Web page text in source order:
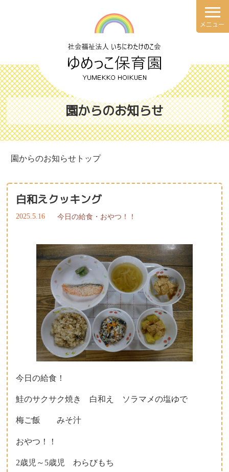
理念・方針
園の概要
施設案内
健康と安全・衛生・防災
園での一日
年間行事
食育について
献立表
子育て支援について
一時保育について
メニュー
園からのお知らせ
園からのお知らせトップ
白和えクッキング
2025.5.16 今日の給食・おやつ！！
今日の給食！
鮭のサクサク焼き 白和え ソラマメの塩ゆで
梅ご飯 みそ汁
おやつ！！
2歳児～5歳児 わらびもち